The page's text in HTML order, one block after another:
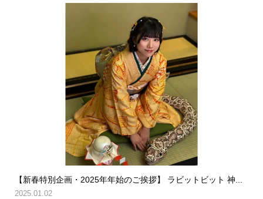
【新春特別企画・2025年年始のご挨拶】 ラビットビット 神...
2025.01.02